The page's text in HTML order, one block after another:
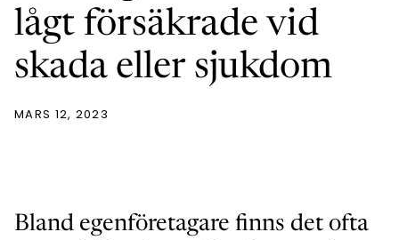
lågt försäkrade vid
skada eller sjukdom
MARS 12, 2023
Bland egenföretagare finns det ofta